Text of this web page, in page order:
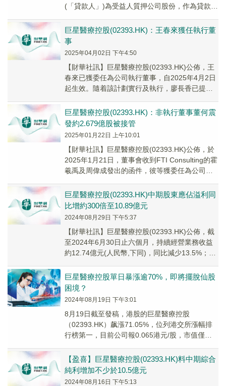
(「貸款人」)為受益人質押公司股份，作為貸款人
巨星醫療控股(02393.HK)：王春來獲任執行董
事
2025年04月02日 下午4:50
【財華社訊】巨星醫療控股(02393.HK)公佈，王
春來已獲委任為公司執行董事，自2025年4月2日
起生效。隨着該計劃實行及執行，廖長香已提呈
巨星醫療控股(02393.HK)：非執行董事董何震
發約2.679億股被接管
2025年01月22日 上午10:01
【財華社訊】巨星醫療控股(02393.HK)公佈，於
2025年1月21日，董事會收到FTI Consulting的霍
羲禹及周偉成發出的函件，彼等獲委任為公司非
巨星醫療控股(02393.HK)中期股東應佔溢利同
比增約300倍至10.89億元
2024年08月29日 下午5:37
【財華社訊】巨星醫療控股(02393.HK)公佈，截
至2024年6月30日止六個月，持續經營業務收益
約12.74億元(人民幣,下同)，同比減少13.5%；歸
巨星醫療控股單日暴漲逾70%，即將擺脫仙股
困境？
2024年08月19日 下午3:01
8月19日截至發稿，港股的巨星醫療控股
（02393.HK）飙漲71.05%，位列港交所漲幅排
行榜第一，目前公司報0.065港元/股，市值僅有
【盈喜】巨星醫療控股(02393.HK)料中期綜合
純利增加不少於10.5億元
2024年08月16日 下午5:13